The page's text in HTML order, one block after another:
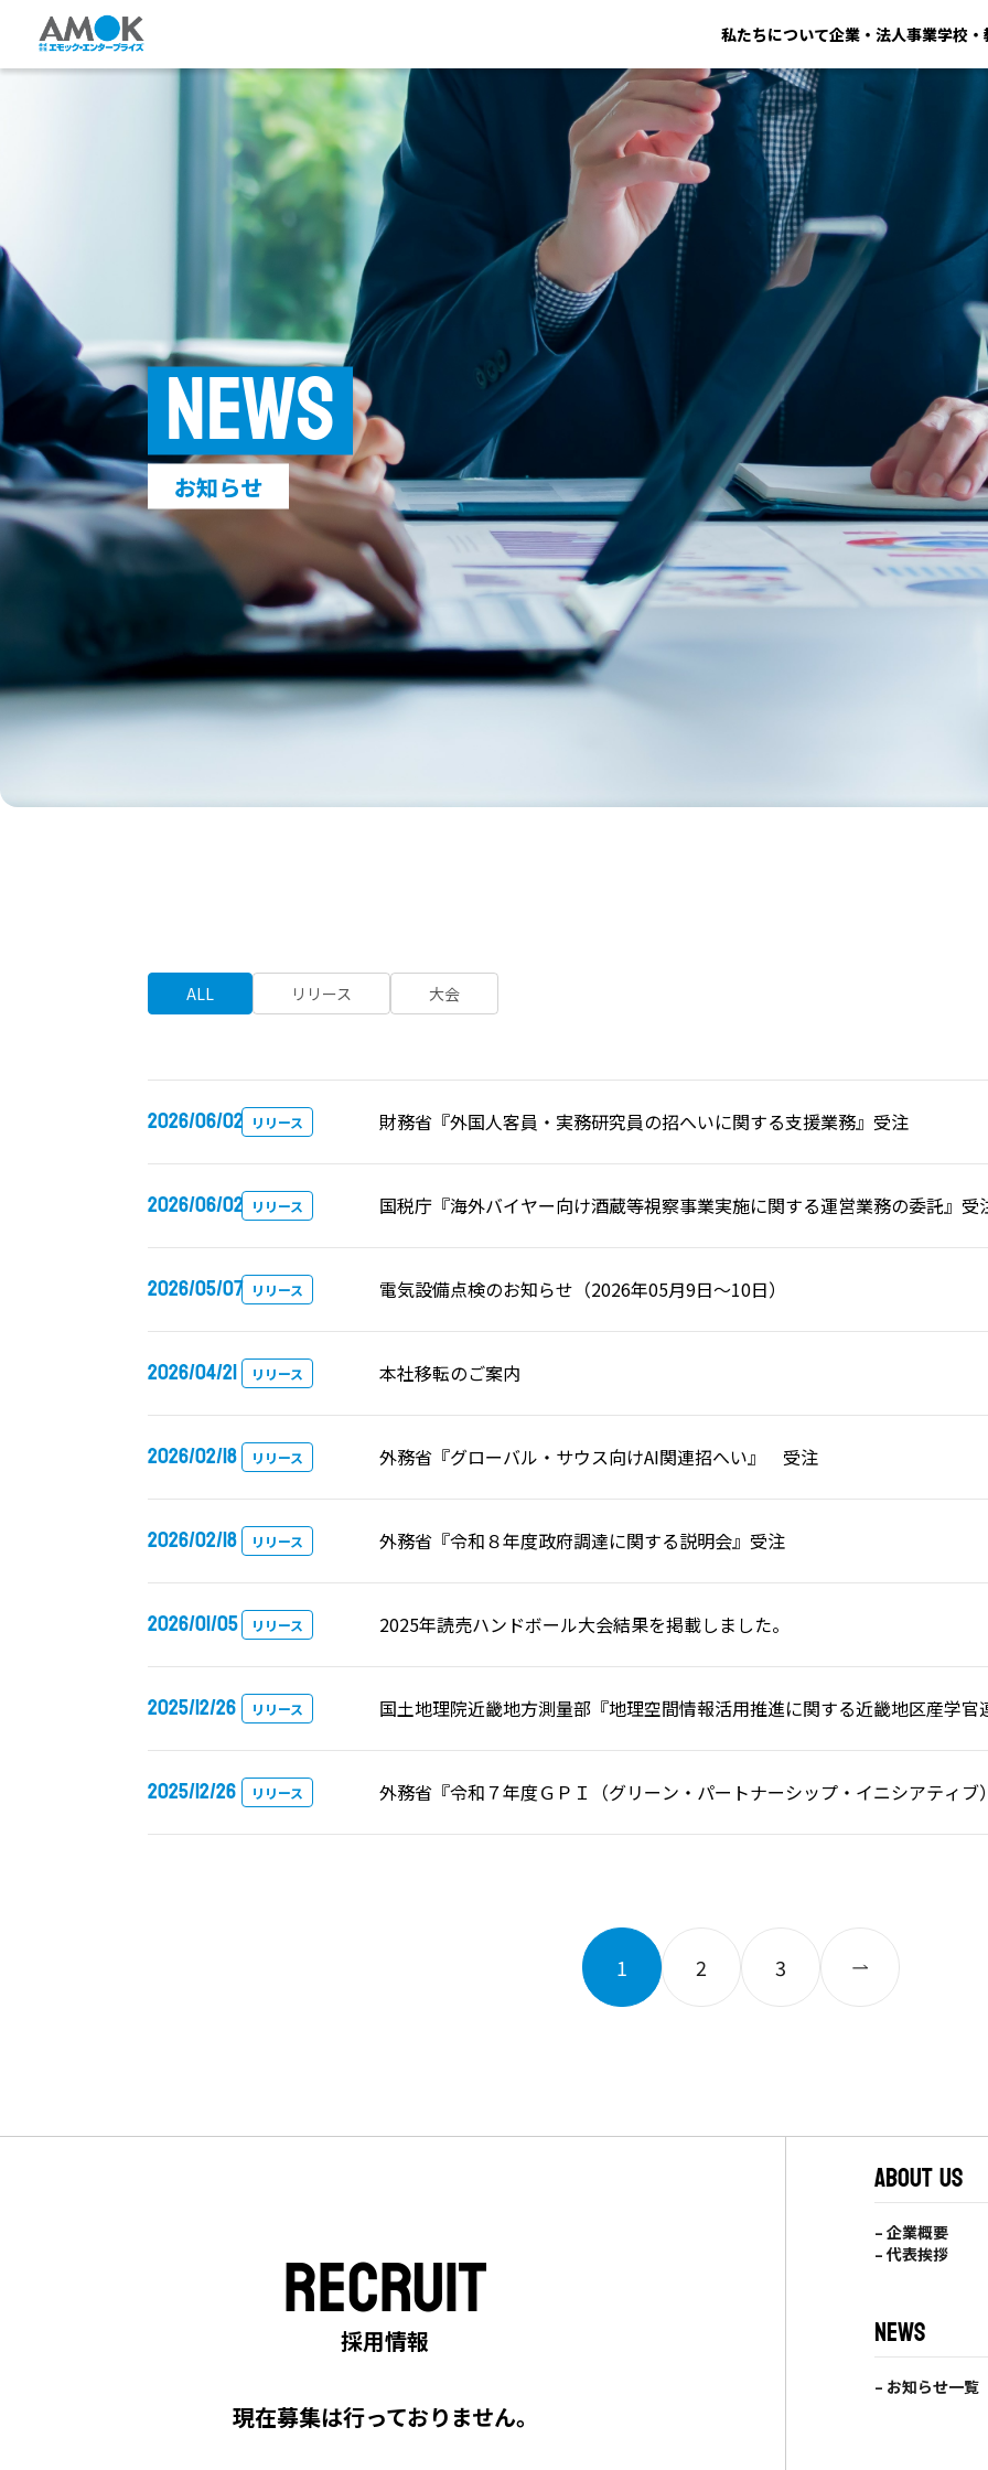
私たちについて企業・法人事業学校
NEWS
お知らせ
ALL リリース 大会
2026/06/02 リリース 財務省『外国⼈客員・実務研究員の招へいに関する⽀援業務』受注
2026/06/02 リリース 国税庁『海外バイヤー向け酒蔵等視察事業実施に関する運営業務の委託』受
2026/05/07 リリース 電気設備点検のお知らせ（2026年05月9日～10日）
2026/04/21 リリース 本社移転のご案内
2026/02/18 リリース 外務省『グローバル・サウス向けAI関連招へい』 受注
2026/02/18 リリース 外務省『令和８年度政府調達に関する説明会』受注
2026/01/05 リリース 2025年読売ハンドボール大会結果を掲載しました。
2025/12/26 リリース 国土地理院近畿地方測量部『地理空間情報活用推進に関する近畿地区産学
2025/12/26 リリース 外務省『令和７年度ＧＰＩ（グリーン・パートナーシップ・イニシアティブ
1 2 3
RECRUIT
採用情報
現在募集は行っておりません。
ABOUT US
– 企業概要
– 代表挨拶
NEWS
– お知らせ一覧